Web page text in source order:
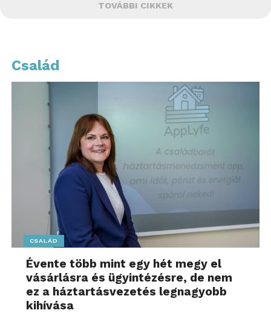
TOVÁBBI CIKKEK
Család
CSALÁD
Évente több mint egy hét megy el
vásárlásra és ügyintézésre, de nem
ez a háztartásvezetés legnagyobb
kihívása